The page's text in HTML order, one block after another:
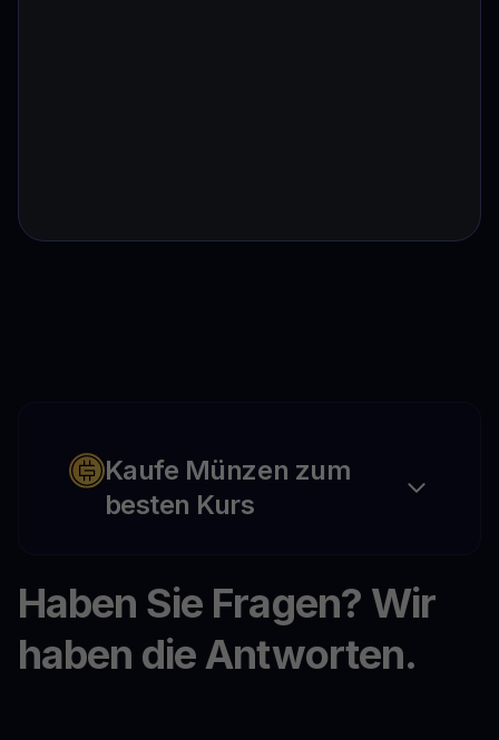
Kaufe Münzen zum
besten Kurs
Haben Sie Fragen? Wir
haben die Antworten.